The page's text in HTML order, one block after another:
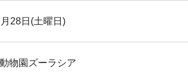
28日(土曜日)
物園ズーラシア